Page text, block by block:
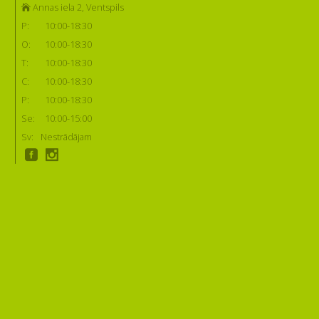
Annas iela 2, Ventspils
P:
10:00-18:30
O:
10:00-18:30
T:
10:00-18:30
C:
10:00-18:30
P:
10:00-18:30
Se:
10:00-15:00
Sv:
Nestrādājam